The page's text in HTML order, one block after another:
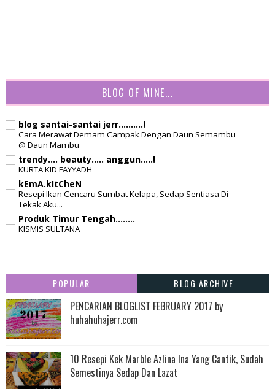
BLOG OF MINE...
blog santai-santai jerr..........!
Cara Merawat Demam Campak Dengan Daun Semambu
@ Daun Mambu
trendy.... beauty..... anggun.....!
KURTA KID FAYYADH
kEmA.kItCheN
Resepi Ikan Cencaru Sumbat Kelapa, Sedap Sentiasa Di
Tekak Aku...
Produk Timur Tengah........
KISMIS SULTANA
POPULAR BLOG ARCHIVE
PENCARIAN BLOGLIST FEBRUARY 2017 by
huhahuhajerr.com
10 Resepi Kek Marble Azlina Ina Yang Cantik, Sudah
Semestinya Sedap Dan Lazat